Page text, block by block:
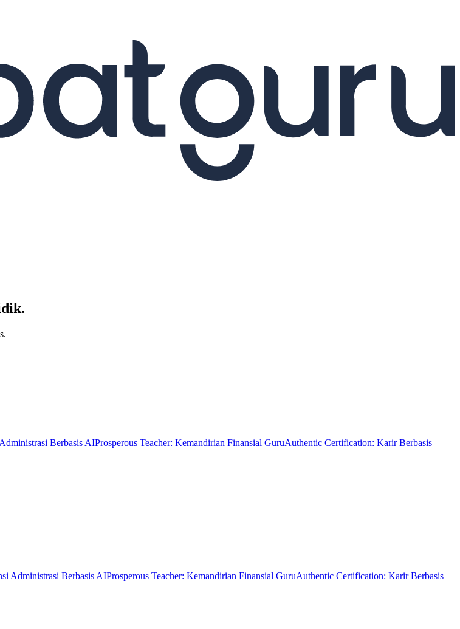
Berbasis AIProsperous Teacher: Kemandirian Finansial GuruAuthentic Certification: Karir Berbasis
Administrasi Berbasis AIProsperous Teacher: Kemandirian Finansial GuruAuthentic Certification: Karir Berbasis